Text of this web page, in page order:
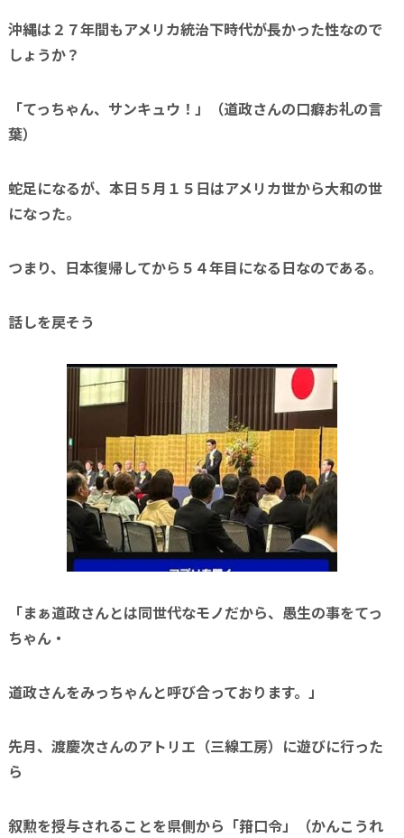
沖縄は２７年間もアメリカ統治下時代が長かった性なので
しょうか？
「てっちゃん、サンキュウ！」（道政さんの口癖お礼の言
葉）
蛇足になるが、本日５月１５日はアメリカ世から大和の世
になった。
つまり、日本復帰してから５４年目になる日なのである。
話しを戻そう
「まぁ道政さんとは同世代なモノだから、愚生の事をてっ
ちゃん・
道政さんをみっちゃんと呼び合っております。」
先月、渡慶次さんのアトリエ（三線工房）に遊びに行った
ら
叙勲を授与されることを県側から「箝口令」（かんこうれ